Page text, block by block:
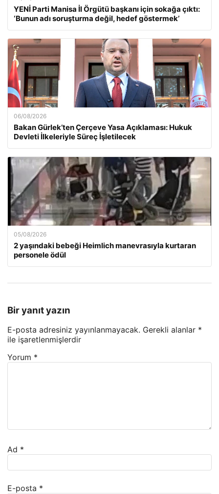
YENİ Parti Manisa İl Örgütü başkanı için sokağa çıktı:
‘Bunun adı soruşturma değil, hedef göstermek’
06/08/2026
Bakan Gürlek’ten Çerçeve Yasa Açıklaması: Hukuk
Devleti İlkeleriyle Süreç İşletilecek
05/08/2026
2 yaşındaki bebeği Heimlich manevrasıyla kurtaran
personele ödül
Bir yanıt yazın
E-posta adresiniz yayınlanmayacak. Gerekli alanlar *
ile işaretlenmişlerdir
Yorum *
Ad *
E-posta *